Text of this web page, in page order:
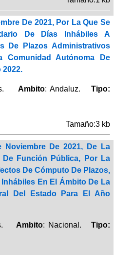
De 2021, Por La Que Se
De Días Inhábiles A
De Plazos Administrativos
Autónoma De
2022.
Ambito: Andaluz.Tipo:
Tamaño:3 kb
Noviembre De 2021, De La
De Función Pública, Por La
De Cómputo De Plazos,
En El Ámbito De La
Del Estado Para El Año
Ambito: Nacional.Tipo: